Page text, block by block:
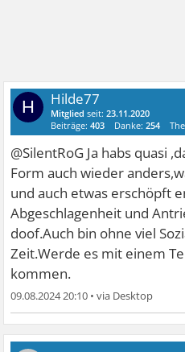
H Hilde77
Mitglied seit:23.11.2020
Beiträge:403 Danke:254
@SilentRoG Ja habs quasi
Form auch wieder
und auch etwas erschöpft
Abgeschlagenheit und
doof.Auch bin ohne viel
Zeit.Werde es mit einem
kommen.
09.08.2024 20:10 •